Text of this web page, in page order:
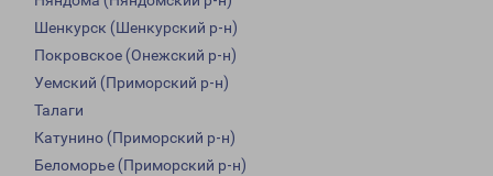
Шенкурск (Шенкурский р-н)
Покровское (Онежский р-н)
Уемский (Приморский р-н)
Талаги
Катунино (Приморский р-н)
Беломорье (Приморский р-н)